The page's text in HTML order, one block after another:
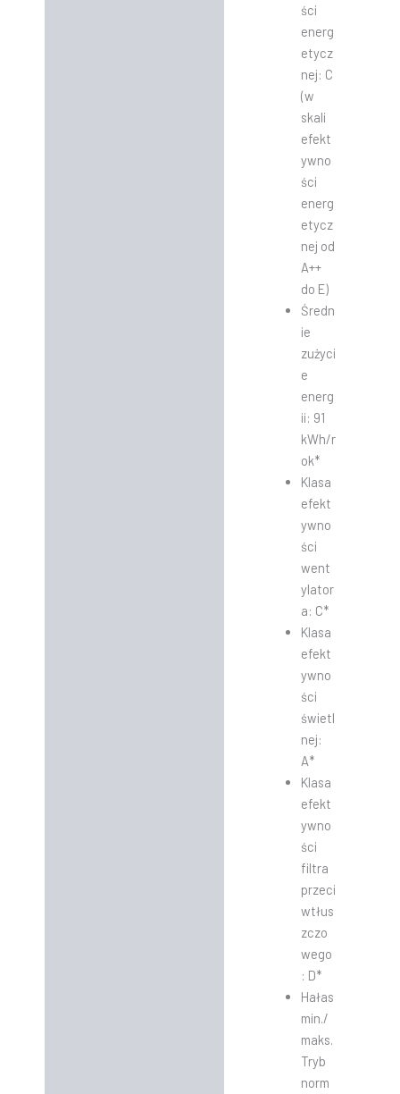
ści
energ
etycz
nej: C
(w
skali
efekt
ywno
ści
energ
etycz
nej od
A++
do E)
Średn
ie
zużyci
e
energ
ii: 91
kWh/r
ok*
Klasa
efekt
ywno
ści
went
ylator
a: C*
Klasa
efekt
ywno
ści
świetl
nej:
A*
Klasa
efekt
ywno
ści
filtra
przeci
wtłus
zczo
wego
: D*
Hałas
min./
maks.
Tryb
norm